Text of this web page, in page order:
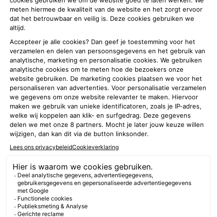
Over deze site
Brandweer
Speciaal voor
jouw regio